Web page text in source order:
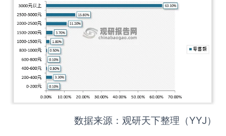
数据来源：观研天下整理（YYJ）